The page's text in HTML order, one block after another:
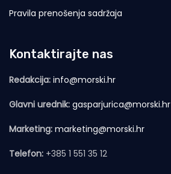
Pravila prenošenja sadržaja
Kontaktirajte nas
Redakcija: info@morski.hr
Glavni urednik: gasparjurica@morski.hr
Marketing: marketing@morski.hr
Telefon: +385 1 551 35 12